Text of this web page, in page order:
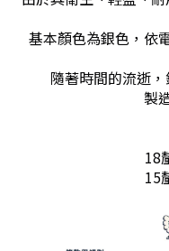
基本顏色為銀色，依
隨著時間的流逝
製
18
15